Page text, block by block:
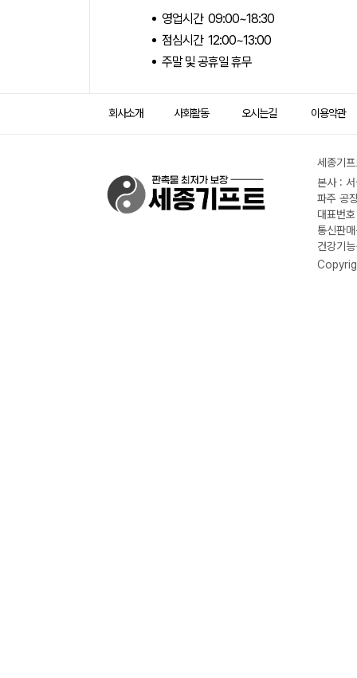
영업시간 09:00~18:30
점심시간 12:00~13:00
주말 및 공휴일 휴무
회사소개 사회활동 오시는길 이용약관
세종기
본사 :
파주 공
대표번
통신판
건강기